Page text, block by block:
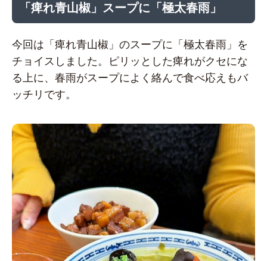
「痺れ青山椒」スープに「極太春雨」
今回は「痺れ青山椒」のスープに「極太春雨」を
チョイスしました。ピリッとした痺れがクセにな
る上に、春雨がスープによく絡んで食べ応えもバ
ッチリです。